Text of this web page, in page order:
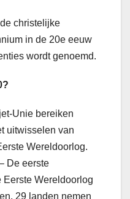
christelijke
in de 20e eeuw
wordt genoemd.
Unie bereiken
uitwisselen van
Wereldoorlog.
De eerste
Wereldoorlog
29 landen nemen